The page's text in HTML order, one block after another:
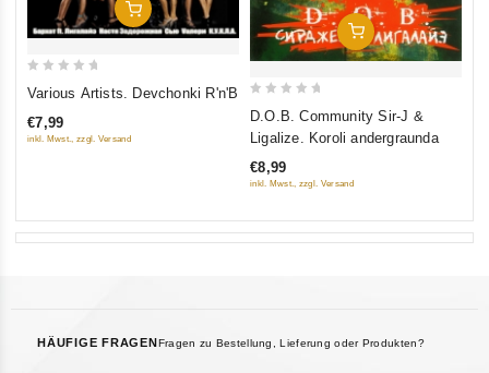
In Den Warenkorb
of
Various Artists. Devchonki R'n'B
€7,99
inkl. Mwst., zzgl. Versand
In Den Warenkorb
5
D.O.B. Community Sir-J &
Ligalize. Koroli andergraunda
€8,99
inkl. Mwst., zzgl. Versand
HÄUFIGE FRAGEN Fragen zu Bestellung, Lieferung oder Produkten?